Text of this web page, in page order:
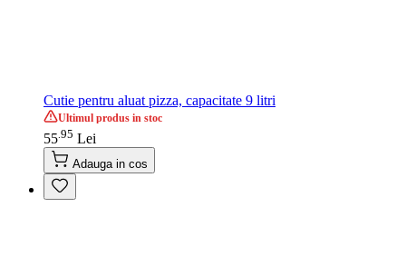
Cutie pentru aluat pizza, capacitate 9 litri
Ultimul produs in stoc
55 95 Lei
Adauga in cos